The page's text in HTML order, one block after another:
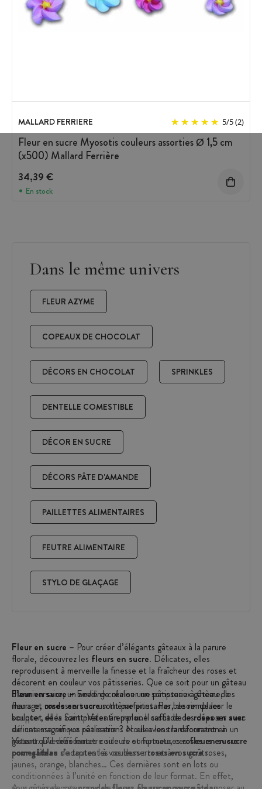
MALLARD FERRIERE 5/5(2)
Fleur en sucre Myosotis couleurs assorties Ø 1,5 cm
(x500) Mallard Ferrière
34,39 €
En stock
Dans le même univers
FLEUR AZYME
COPEAUX DE CHOCOLAT
DÉCORS EN CHOCOLAT SPRINKLES
DENTELLE COMESTIBLE
DÉCOR EN SUCRE
DÉCORS PÂTE D'AMANDE
PAILLETTES ALIMENTAIRES
FEUTRE ALIMENTAIRE
STYLO DE GLAÇAGE
Fleur en sucre – Pour créer d’élégants gâteaux à la parure
florale, découvrez les fleurs en sucre. Délicates, elles
reproduisent à merveille la finesse et la fraîcheur des roses et
décorent en couleur vos pâtisseries. Que ce soit pour un gâteau
d’anniversaire, unwedding cakeou une pâtisserie à thème, les
fleurs et roses en sucresont parfaites. Pas besoin de les
sculpter, elles sont prêtes à emploi. Il suffit de les déposer avec
délicatesse sur vos réalisations et elles les transforment en un
instant. De différentes couleurs et formats, cesfleurs en sucre
comestibles s’adaptent à vos desserts et à vos goûts.
Fleur en sucre– Envie de réaliser un somptueux gâteau de
mariage, un dessert sur un thème printanier, de remplacer le
bouquet de la Saint-Valentin par une cascade deroses en sucre
sur une magnifique pâtisserie ? Nous avons la décoration à
gâteau qu’il vous faut.
Vous trouverez sur notre site de somptueusesroses en sucre
pour gâteau de toutes les couleurs :roses en sucreroses,
jaunes, orange, blanches… Ces dernières sont en lots ou
conditionnées à l’unité en fonction de leur format. En effet,